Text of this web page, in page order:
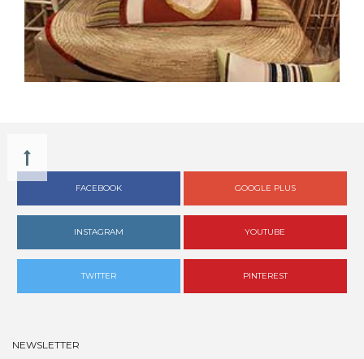
FACEBOOK GOOGLE PLUS
INSTAGRAM YOUTUBE
TWITTER PINTEREST
NEWSLETTER